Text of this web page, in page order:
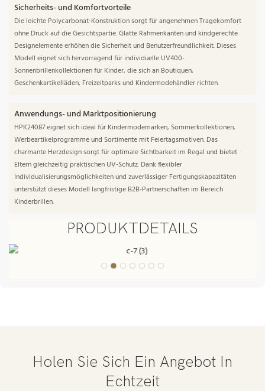
Sicherheits- und Komfortvorteile
Die leichte Polycarbonat-Konstruktion sorgt für angenehmen Tragekomfort
ohne Druck auf die Gesichtspartie. Glatte Rahmenkanten und kindgerechte
Designelemente erhöhen die Sicherheit und Benutzerfreundlichkeit. Dieses
Modell eignet sich hervorragend für individuelle UV400-
Sonnenbrillenkollektionen für Kinder, die sich an Boutiquen,
Geschenkartikelläden, Freizeitparks und Kindermodehändler richten.
Anwendungs- und Marktpositionierung
HPK24087 eignet sich ideal für Kindermodemarken, Sommerkollektionen,
Werbeartikelprogramme und Sortimente mit Feiertagsmotiven. Das
charmante Herzdesign sorgt für optimale Sichtbarkeit im Regal und bietet
Eltern gleichzeitig praktischen UV-Schutz. Dank flexibler
Individualisierungsmöglichkeiten und zuverlässiger Fertigungskapazitäten
unterstützt dieses Modell langfristige B2B-Partnerschaften im Bereich
Kinderbrillen.
PRODUKTDETAILS
Holen Sie Sich Ein Angebot In
Echtzeit